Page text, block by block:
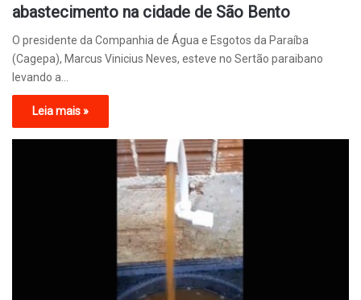
abastecimento na cidade de São Bento
O presidente da Companhia de Água e Esgotos da Paraíba
(Cagepa), Marcus Vinicius Neves, esteve no Sertão paraibano
levando a…
Leia mais »